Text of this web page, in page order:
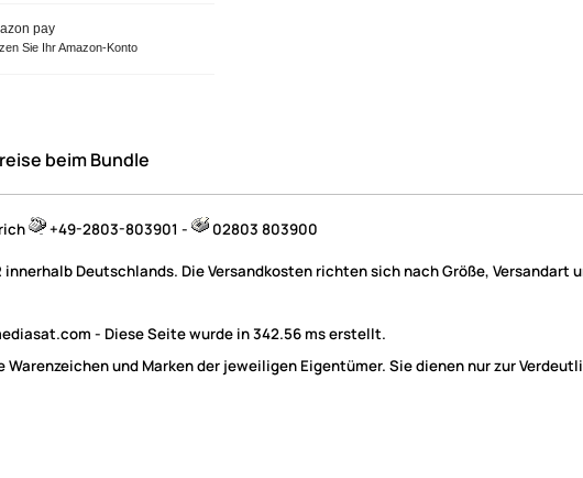
pay
Sie Ihr Amazon-Konto
beim Bundle
+49-2803-803901 - 02803 803900
Deutschlands. Die Versandkosten richten sich nach Größe, Versandart
- Diese Seite wurde in 342.56 ms erstellt.
und Marken der jeweiligen Eigentümer. Sie dienen nur zur